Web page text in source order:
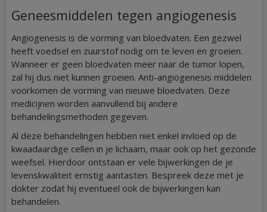
Geneesmiddelen tegen angiogenesis
Angiogenesis is de vorming van bloedvaten. Een gezwel
heeft voedsel en zuurstof nodig om te leven en groeien.
Wanneer er geen bloedvaten meer naar de tumor lopen,
zal hij dus niet kunnen groeien. Anti-angiogenesis middelen
voorkomen de vorming van nieuwe bloedvaten. Deze
medicijnen worden aanvullend bij andere
behandelingsmethoden gegeven.
Al deze behandelingen hebben niet enkel invloed op de
kwaadaardige cellen in je lichaam, maar ook op het gezonde
weefsel. Hierdoor ontstaan er vele bijwerkingen de je
levenskwaliteit ernstig aantasten. Bespreek deze met je
dokter zodat hij eventueel ook de bijwerkingen kan
behandelen.